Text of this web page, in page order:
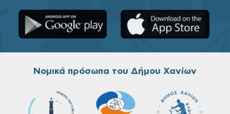
Νομικά πρόσωπα του Δήμου Χανίων